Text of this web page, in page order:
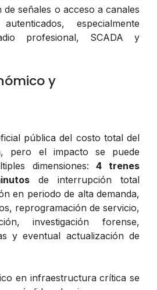
señales o acceso a canales
especialmente
profesional, SCADA y
y
pública del costo total del
pero el impacto se puede
dimensiones:4 trenes
de interrupción total
en periodo de alta demanda,
reprogramación de servicio,
investigación forense,
y eventual actualización de
en infraestructura crítica se